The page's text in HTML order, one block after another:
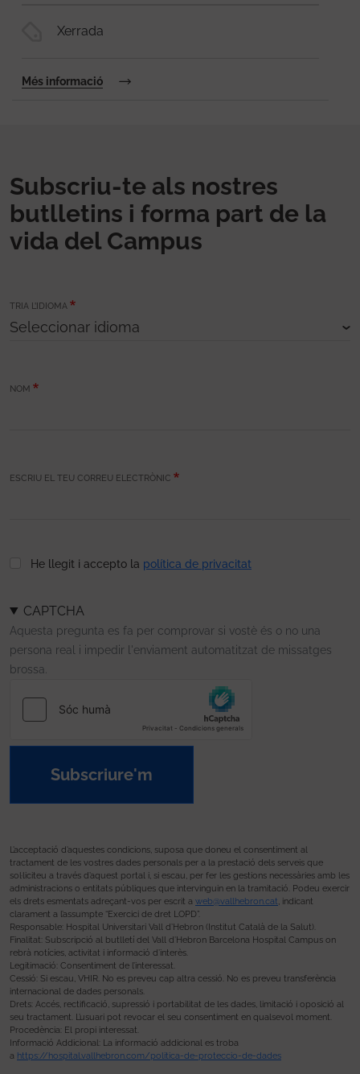
Xerrada
Més informació
Subscriu-te als nostres
butlletins i forma part de la
vida del Campus
TRIA L’IDIOMA
NOM
ESCRIU EL TEU CORREU ELECTRÒNIC
He llegit i accepto la política de privacitat
CAPTCHA
Aquesta pregunta es fa per comprovar si vostè és o no una
persona real i impedir l'enviament automatitzat de missatges
brossa.
Subscriure'm
L’acceptació d’aquestes condicions, suposa que doneu el consentiment al
tractament de les vostres dades personals per a la prestació dels serveis que
sol·liciteu a través d’aquest portal i, si escau, per fer les gestions necessàries amb les
administracions o entitats públiques que intervinguin en la tramitació. Podeu exercir
els drets esmentats adreçant-vos per escrit a web@vallhebron.cat, indicant
clarament a l’assumpte “Exercici de dret LOPD”.
Responsable: Hospital Universitari Vall d’Hebron (Institut Català de la Salut).
Finalitat: Subscripció al butlletí del Vall d’Hebron Barcelona Hospital Campus on
rebrà notícies, activitat i informació d’interès.
Legitimació: Consentiment de l’interessat.
Cessió: Si escau, VHIR. No es preveu cap altra cessió. No es preveu transferència
internacional de dades personals.
Drets: Accés, rectificació, supressió i portabilitat de les dades, limitació i oposició al
seu tractament. L’usuari pot revocar el seu consentiment en qualsevol moment.
Procedència: El propi interessat.
Informació Addicional: La informació addicional es troba
a https://hospital.vallhebron.com/politica-de-proteccio-de-dades